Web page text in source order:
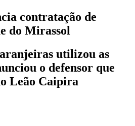
contratação de
do Mirassol
utilizou as
o defensor que
Leão Caipira